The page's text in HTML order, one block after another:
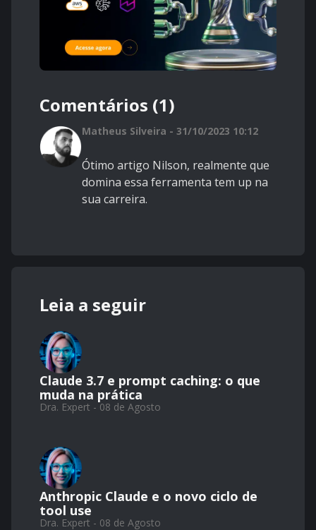
Comentários (1)
Matheus Silveira - 31/10/2023 10:12
Ótimo artigo Nilson, realmente que
domina essa ferramenta tem up na
sua carreira.
Leia a seguir
Claude 3.7 e prompt caching: o que
muda na prática
Dra. Expert - 08 de Agosto
Anthropic Claude e o novo ciclo de
tool use
Dra. Expert - 08 de Agosto